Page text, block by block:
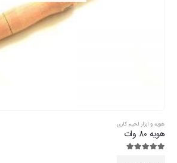
هویه و ابزار لحیم کاری
هویه 80 وات